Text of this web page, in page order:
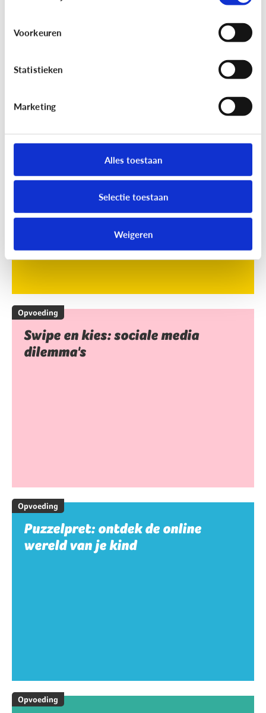
Voorkeuren
Statistieken
Marketing
Alles toestaan
Selectie toestaan
Weigeren
[Online quiz]Waar is schermtijd
Opvoeding
Swipe en kies: sociale media
dilemma's
Opvoeding
Puzzelpret: ontdek de online
wereld van je kind
Opvoeding